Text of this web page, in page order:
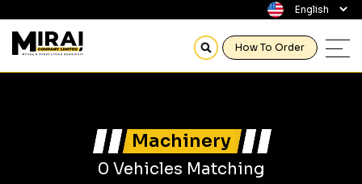
How To Order
Machinery
0 Vehicles Matching